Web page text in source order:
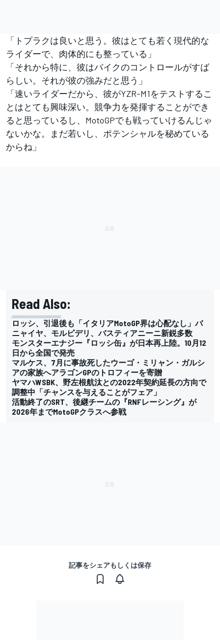
「トプラクは良いと思う。彼はとても若く現代的な
ライダーで、肉体的にも整っている」
「それから特に、彼はバイクのコントロールがすば
らしい。それが彼の強みだと思う」
「速いライダーだから、彼がYZR-M1をテストするこ
とはとても興味深い。競争力を発揮することができ
ると思っているし、MotoGPでも戦っていけるんじゃ
ないかな。まだ若いし、ポテンシャルを秘めている
からね」
Read Also:
ロッシ、引退後も「イタリアMotoGP界は心配なし」バ
ニャイヤ、モルビデリ、バスティアニーニ新鋭多数
モンスターエナジー『ロッシ缶』が日本再上陸。10月12
日から全国で発売
マルケス、7月に事故死したウーゴ・ミリャン・ガルシ
アの家族へアラゴンGPのトロフィーを寄贈
ヤマハWSBK、野左根航汰との2022年契約延長の方向で
調整中「チャンスを与えることがフェア」
活動終了のSRT、後継チームの『RNFレーシング』が
2026年までMotoGPクラスへ参戦
記事をシェアもしくは保存